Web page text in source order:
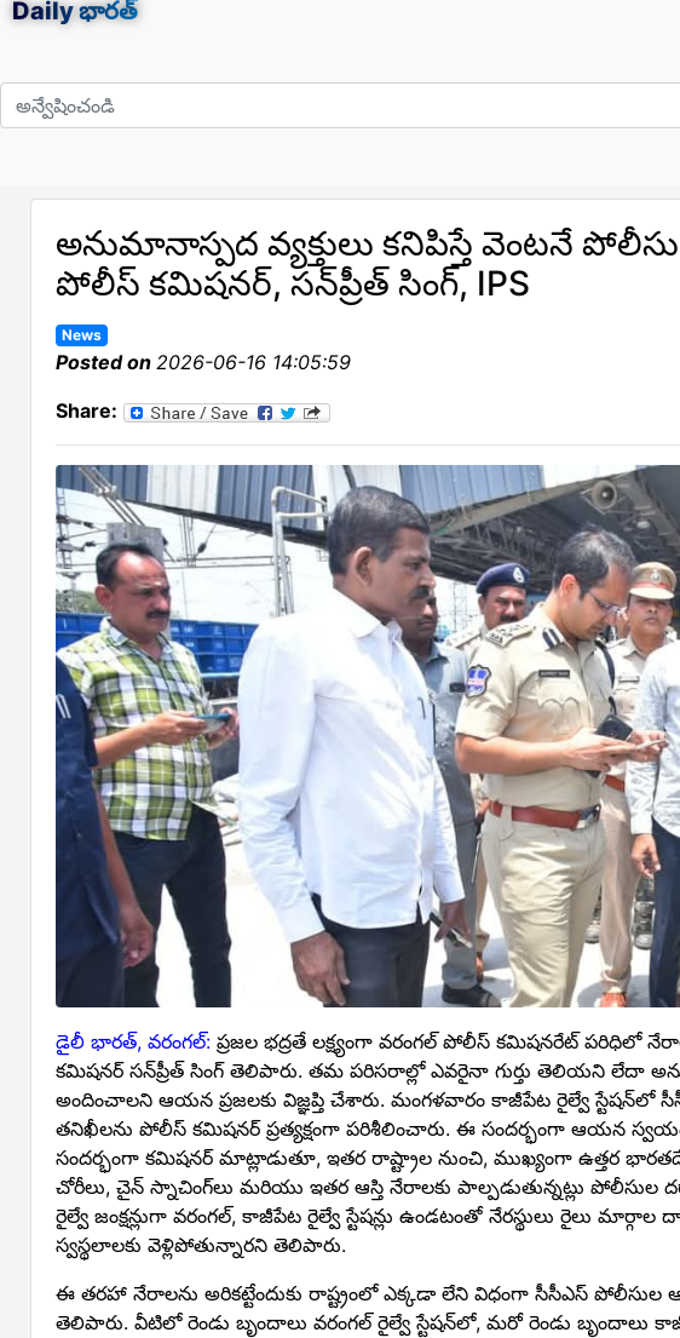
Dailyభారత్
అనుమానాస్పద వ్యక్తులు కనిపిస్తే వెంటనే
పోలీస్ కమిషనర్, సన్‌ప్రీత్ సింగ్, IPS
News
Posted on 2026-06-16 14:05:59
Share:
డైలీ భారత్, వరంగల్: ప్రజల భద్రతే లక్ష్యంగా వరంగల్ పోలీస్ కమిషనరేట్ పరిధిలో
కమిషనర్ సన్‌ప్రీత్ సింగ్ తెలిపారు. తమ పరిసరాల్లో ఎవరైనా గుర్తు తెలియని లేదా
అందించాలని ఆయన ప్రజలకు విజ్ఞప్తి చేశారు. మంగళవారం కాజీపేట రైల్వే స్టేషన్‌లో
తనిఖీలను పోలీస్ కమిషనర్ ప్రత్యక్షంగా పరిశీలించారు. ఈ సందర్భంగా ఆయన
సందర్భంగా కమిషనర్ మాట్లాడుతూ, ఇతర రాష్ట్రాల నుంచి, ముఖ్యంగా ఉత్తర
చోరీలు, చైన్ స్నాచింగ్‌లు మరియు ఇతర ఆస్తి నేరాలకు పాల్పడుతున్నట్లు పోలీసుల
రైల్వే జంక్షన్లుగా వరంగల్, కాజీపేట రైల్వే స్టేషన్లు ఉండటంతో నేరస్థులు రైలు
స్వస్థలాలకు వెళ్లిపోతున్నారని తెలిపారు.
ఈ తరహా నేరాలను అరికట్టేందుకు రాష్ట్రంలో ఎక్కడా లేని విధంగా సీసీఎస్ పోలీసుల
తెలిపారు. వీటిలో రెండు బృందాలు వరంగల్ రైల్వే స్టేషన్‌లో, మరో రెండు బృందాలు